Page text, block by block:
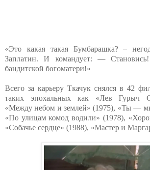
«Это какая такая Бумбарашка? –
Заплатин. И командует: —
бандитской богоматери!»
Всего за карьеру Ткачук снялся в 42
таких эпохальных как «Лев Гурыч
«Между небом и землей» (1975), «Ты —
«По улицам комод водили» (1978),
«Собачье сердце» (1988), «Мастер и